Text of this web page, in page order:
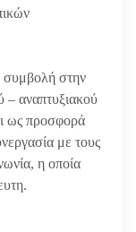
συμβολή στην
– αναπτυξιακού
ως προσφορά
με τους
η οποία